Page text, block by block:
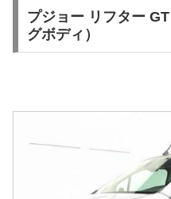
プジョー リフター
グボディ）